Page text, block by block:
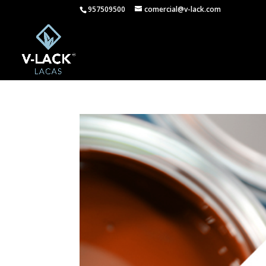
957509500 comercial@v-lack.com